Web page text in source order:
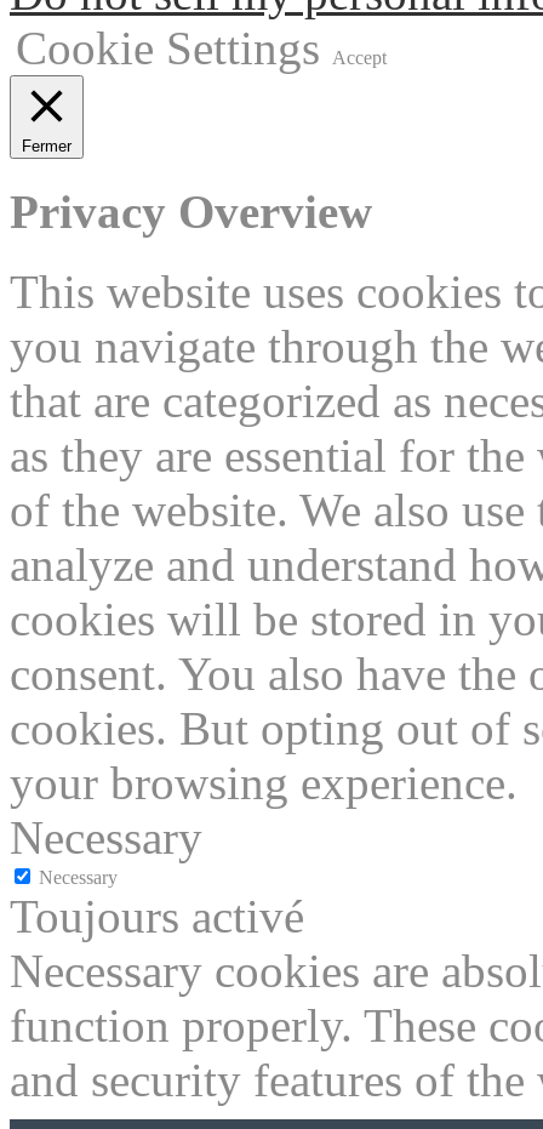
Cookie Settings
Accept
Fermer
Privacy Overview
This website uses cookies
you navigate through the
that are categorized as
as they are essential for
of the website. We also
analyze and understand
cookies will be stored in
consent. You also have
cookies. But opting out of
your browsing experience.
Necessary
Necessary
Toujours activé
Necessary cookies are
function properly. These
and security features of